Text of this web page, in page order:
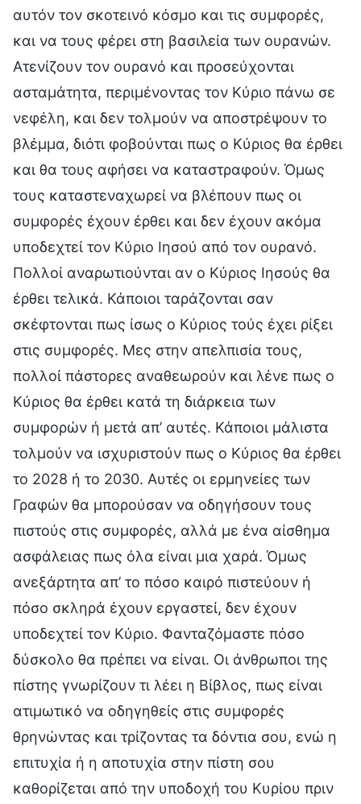
αυτόν τον σκοτεινό κόσμο και τις συμφορές,
και να τους φέρει στη βασιλεία των ουρανών.
Ατενίζουν τον ουρανό και προσεύχονται
ασταμάτητα, περιμένοντας τον Κύριο πάνω σε
νεφέλη, και δεν τολμούν να αποστρέψουν το
βλέμμα, διότι φοβούνται πως ο Κύριος θα έρθει
και θα τους αφήσει να καταστραφούν. Όμως
τους καταστεναχωρεί να βλέπουν πως οι
συμφορές έχουν έρθει και δεν έχουν ακόμα
υποδεχτεί τον Κύριο Ιησού από τον ουρανό.
Πολλοί αναρωτιούνται αν ο Κύριος Ιησούς θα
έρθει τελικά. Κάποιοι ταράζονται σαν
σκέφτονται πως ίσως ο Κύριος τούς έχει ρίξει
στις συμφορές. Μες στην απελπισία τους,
πολλοί πάστορες αναθεωρούν και λένε πως ο
Κύριος θα έρθει κατά τη διάρκεια των
συμφορών ή μετά απ’ αυτές. Κάποιοι μάλιστα
τολμούν να ισχυριστούν πως ο Κύριος θα έρθει
το 2028 ή το 2030. Αυτές οι ερμηνείες των
Γραφών θα μπορούσαν να οδηγήσουν τους
πιστούς στις συμφορές, αλλά με ένα αίσθημα
ασφάλειας πως όλα είναι μια χαρά. Όμως
ανεξάρτητα απ’ το πόσο καιρό πιστεύουν ή
πόσο σκληρά έχουν εργαστεί, δεν έχουν
υποδεχτεί τον Κύριο. Φανταζόμαστε πόσο
δύσκολο θα πρέπει να είναι. Οι άνθρωποι της
πίστης γνωρίζουν τι λέει η Βίβλος, πως είναι
ατιμωτικό να οδηγηθείς στις συμφορές
θρηνώντας και τρίζοντας τα δόντια σου, ενώ η
επιτυχία ή η αποτυχία στην πίστη σου
καθορίζεται από την υποδοχή του Κυρίου πριν